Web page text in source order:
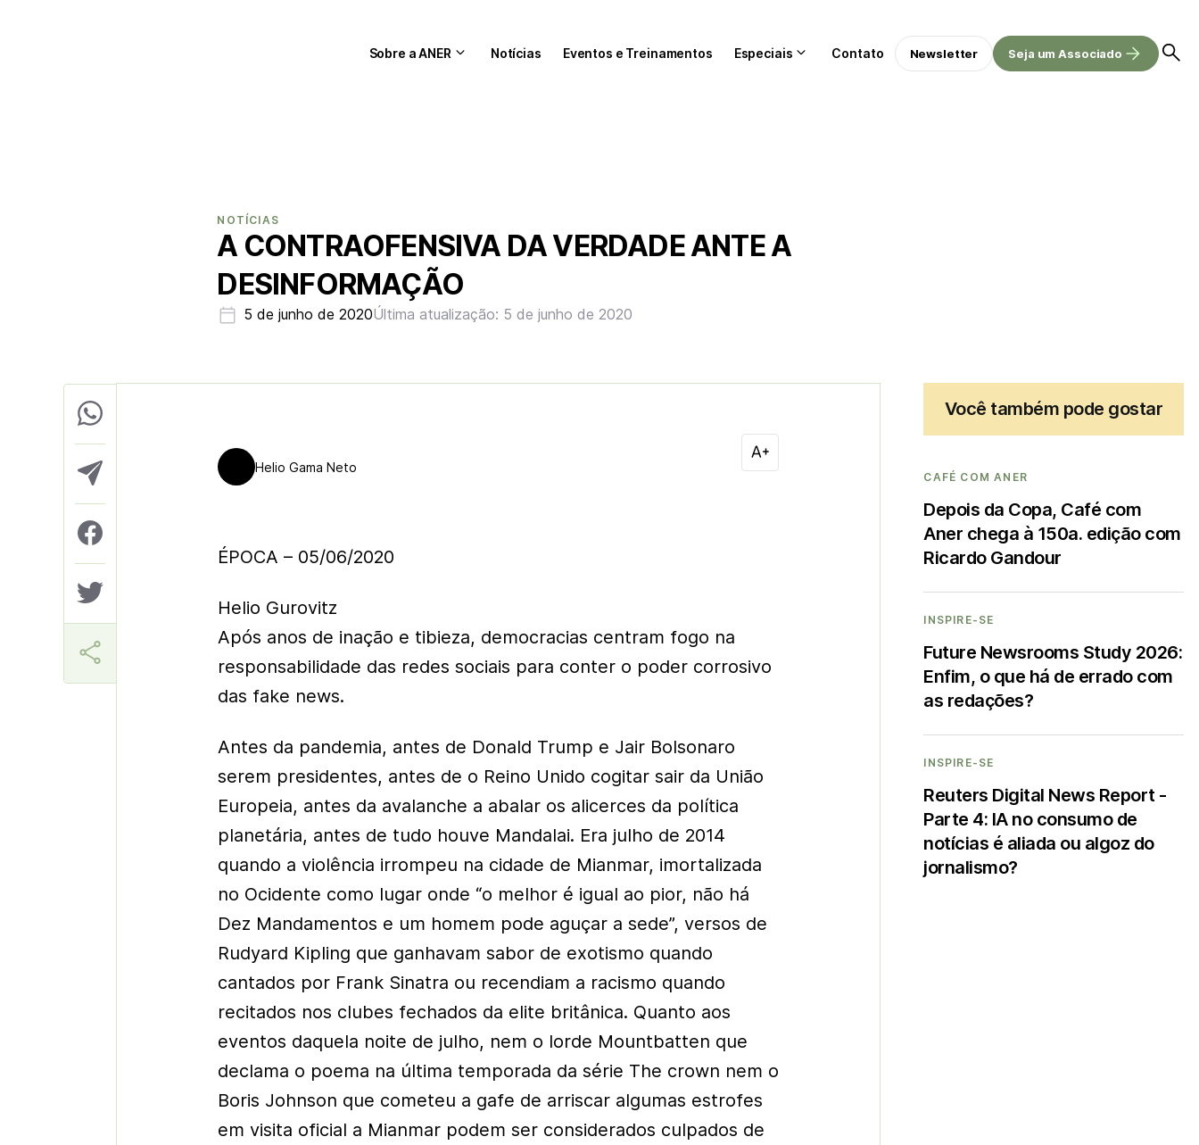
Sobre a ANER Notícias Eventos e Treinamentos Especiais Contato Newsletter Seja um Associado
NOTÍCIAS
A CONTRAOFENSIVA DA VERDADE ANTE A
DESINFORMAÇÃO
5 de junho de 2020Última atualização: 5 de junho de 2020
Helio Gama Neto
ÉPOCA – 05/06/2020
Helio Gurovitz
Após anos de inação e tibieza, democracias centram fogo na
responsabilidade das redes sociais para conter o poder corrosivo
das fake news.
Antes da pandemia, antes de Donald Trump e Jair Bolsonaro
serem presidentes, antes de o Reino Unido cogitar sair da União
Europeia, antes da avalanche a abalar os alicerces da política
planetária, antes de tudo houve Mandalai. Era julho de 2014
quando a violência irrompeu na cidade de Mianmar, imortalizada
no Ocidente como lugar onde “o melhor é igual ao pior, não há
Dez Mandamentos e um homem pode aguçar a sede”, versos de
Rudyard Kipling que ganhavam sabor de exotismo quando
cantados por Frank Sinatra ou recendiam a racismo quando
recitados nos clubes fechados da elite britânica. Quanto aos
eventos daquela noite de julho, nem o lorde Mountbatten que
declama o poema na última temporada da série The crown nem o
Boris Johnson que cometeu a gafe de arriscar algumas estrofes
em visita oficial a Mianmar podem ser considerados culpados de
Você também pode gostar
CAFÉ COM ANER
Depois da Copa, Café com
Aner chega à 150a. edição com
Ricardo Gandour
INSPIRE-SE
Future Newsrooms Study 2026:
Enfim, o que há de errado com
as redações?
INSPIRE-SE
Reuters Digital News Report -
Parte 4: IA no consumo de
notícias é aliada ou algoz do
jornalismo?